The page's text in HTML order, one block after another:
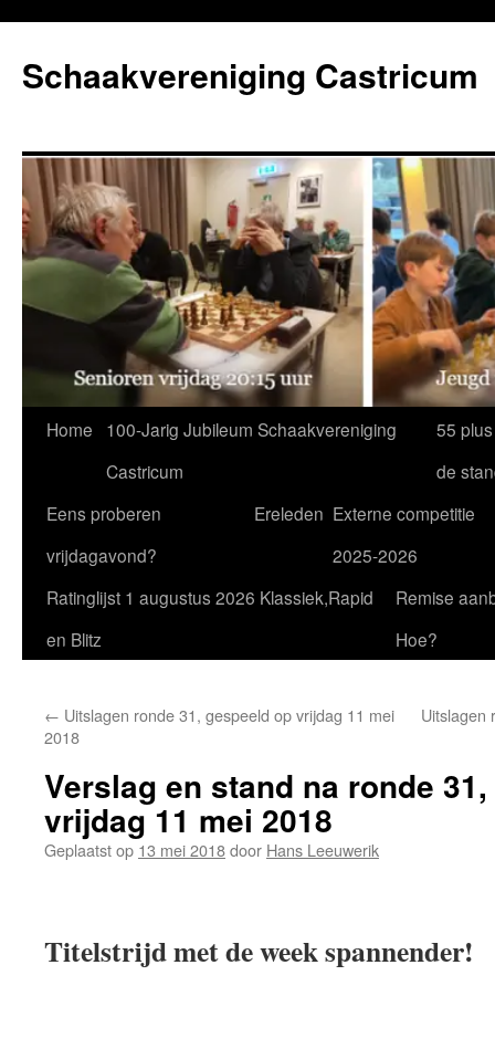
de
inhoud
Schaakvereniging Castricum
Home
100-Jarig Jubileum Schaakvereniging
Castricum
55
de
Eens proberen
vrijdagavond?
Ereleden Externe competitie
2025-2026
Ratinglijst 1 augustus 2026 Klassiek,Rapid
en Blitz
Remise
Hoe?
← Uitslagen ronde 31, gespeeld op vrijdag 11 mei
2018
Uitslagen
Verslag en stand na ronde
vrijdag 11 mei 2018
Geplaatst op 13 mei 2018door Hans Leeuwerik
Titelstrijd met de week spannender!